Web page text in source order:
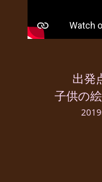
出発
子供の